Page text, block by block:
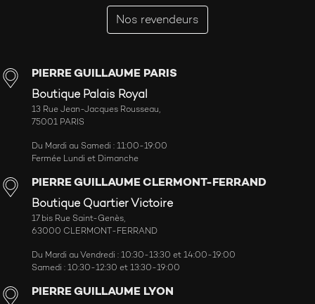
Nos revendeurs
PIERRE GUILLAUME PARIS
Boutique Palais Royal
13 Rue Jean-Jacques Rousseau,
75001 PARIS
Du Mardi au Samedi : 11:00-19:00
Fermée Lundi et Dimanche
PIERRE GUILLAUME CLERMONT-FERRAND
Boutique Quartier Victoire
17 bis Rue Saint-Genès,
63000 CLERMONT-FERRAND
Du Mardi au Vendredi : 10:30-13:30 et 14:00-19:00
Samedi : 10:30-12:30 et 13:30-19:00
PIERRE GUILLAUME LYON